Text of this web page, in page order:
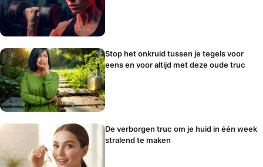
Stop het onkruid tussen je tegels voor
eens en voor altijd met deze oude truc
De verborgen truc om je huid in één week
stralend te maken